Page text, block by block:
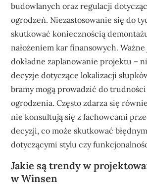
budowlanych oraz regulacji
ogrodzeń. Niezastosowanie się do
skutkować koniecznością
nałożeniem kar finansowych.
dokładne zaplanowanie projektu –
decyzje dotyczące lokalizacji
bramy mogą prowadzić do
ogrodzenia. Często zdarza się
nie konsultują się z fachowcami
decyzji, co może skutkować
dotyczącymi stylu czy
Jakie są trendy w
w Winsen